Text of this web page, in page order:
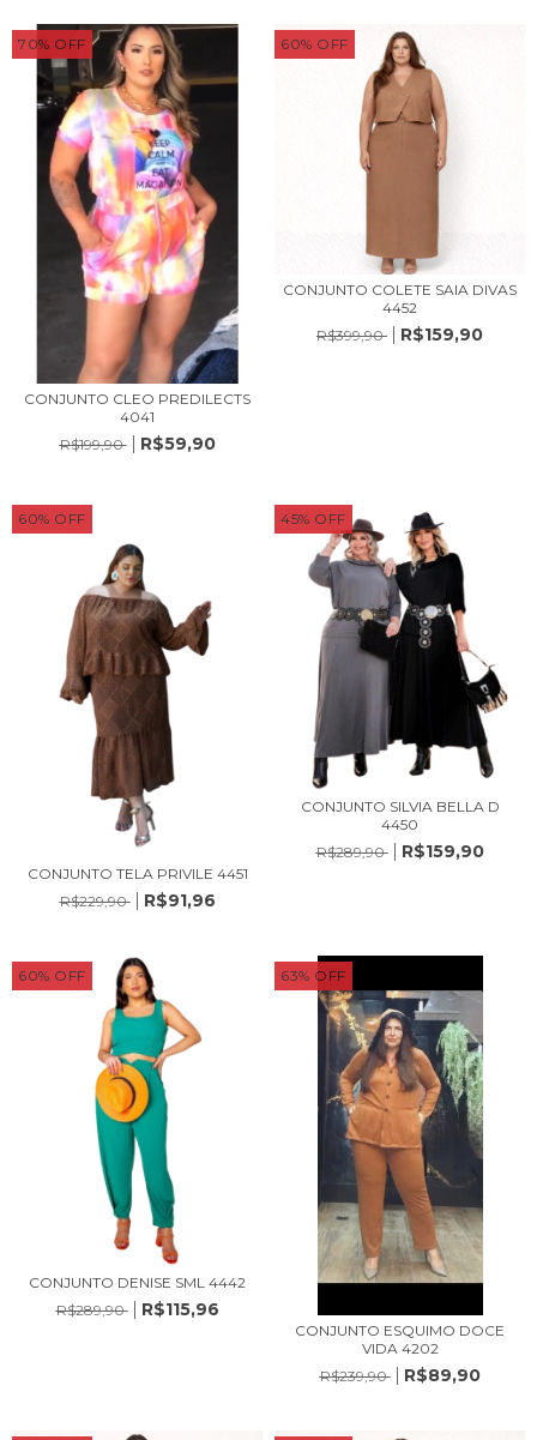
70% OFF
CONJUNTO CLEO PREDILECTS
4041
R$199,90
R$59,90
60% OFF
CONJUNTO COLETE SAIA DIVAS
4452
R$399,90
R$159,90
60% OFF
CONJUNTO TELA PRIVILE 4451
R$229,90
R$91,96
45% OFF
CONJUNTO SILVIA BELLA D
4450
R$289,90
R$159,90
60% OFF
CONJUNTO DENISE SML 4442
R$289,90
R$115,96
63% OFF
CONJUNTO ESQUIMO DOCE
VIDA 4202
R$239,90
R$89,90